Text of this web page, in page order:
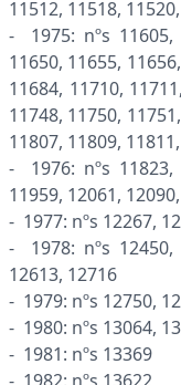
11512, 11518,
- 1975: nºs 11605,
11650, 11655,
11684, 11710,
11748, 11750,
11807, 11809,
- 1976: nºs 11823,
11959, 12061,
- 1977: nºs 12267,
- 1978: nºs 12450,
12613, 12716
- 1979: nºs 12750,
- 1980: nºs 13064,
- 1981: nºs 13369
- 1982: nºs 13622